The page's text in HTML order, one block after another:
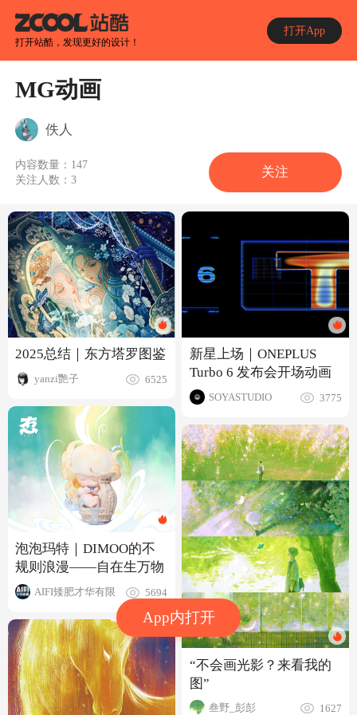
打开站酷，发现更好的设计！
打开App
App内打开
MG动画
佚人
内容数量： 147
关注人数：3
关注
2025总结｜东方塔罗图鉴
yanzi艷子 6525
泡泡玛特｜DIMOO的不
规则浪漫——自在生万物
AIFI矮肥才华有限 5694
新星上场｜ONEPLUS
Turbo 6 发布会开场动画
SOYASTUDIO 3775
“不会画光影？来看我的
图”
叁野_彭彭 1627